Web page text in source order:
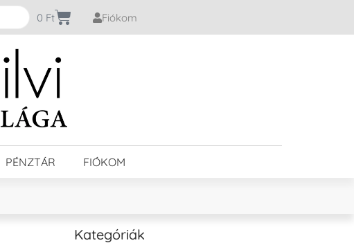
0 Ft Fiókom
PÉNZTÁR FIÓKOM
Kategóriák